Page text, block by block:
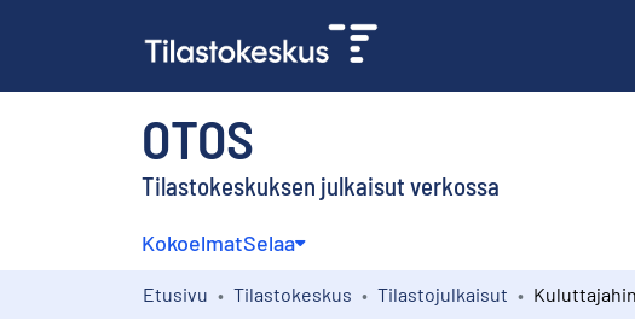
OTOS
Tilastokeskuksen julkaisut verkossa
KokoelmatSelaa
Etusivu Tilastokeskus Tilastojulkaisut